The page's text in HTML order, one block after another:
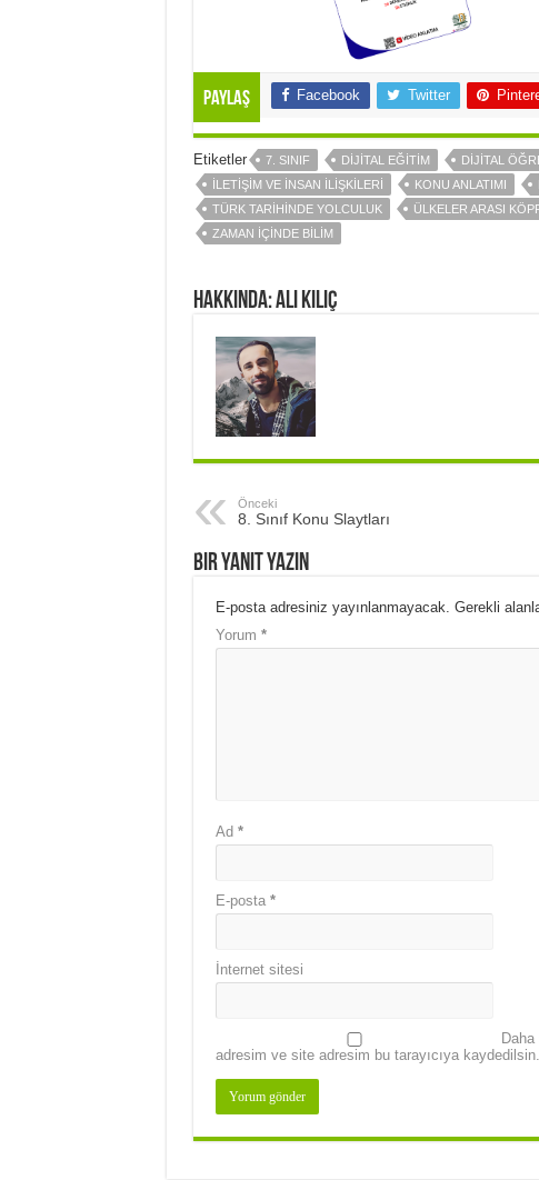
Paylaş Facebook Twitter
Etiketler 7. SINIF DİJİTAL EĞİTİM DİJİTAL
İLETİŞİM VE İNSAN İLİŞKİLERİ
KONU ANLATIMI
TÜRK TARİHİNDE YOLCULUK
ÜLKELER ARASI
ZAMAN İÇİNDE BİLİM
Hakkında: Ali Kılıç
Önceki
8. Sınıf Konu Slaytları
Bir yanıt yazın
E-posta adresiniz yayınlanmayacak. Gerekli
Yorum *
Ad *
E-posta *
İnternet sitesi
adresim ve site adresim bu tarayıcıya kaydedilsin.